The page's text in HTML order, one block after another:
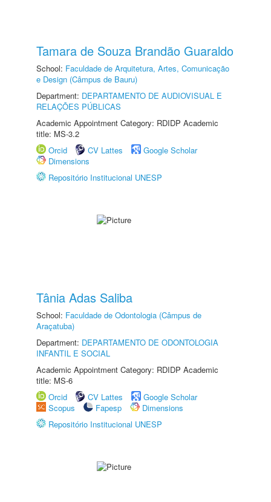
Tamara de Souza Brandão Guaraldo
School: Faculdade de Arquitetura, Artes, Comunicação
e Design (Câmpus de Bauru)
Department: DEPARTAMENTO DE AUDIOVISUAL E
RELAÇÕES PÚBLICAS
Academic Appointment Category: RDIDP Academic
title: MS-3.2
Orcid
CV Lattes
Google Scholar
Dimensions
Repositório Institucional UNESP
Tânia Adas Saliba
School: Faculdade de Odontologia (Câmpus de
Araçatuba)
Department: DEPARTAMENTO DE ODONTOLOGIA
INFANTIL E SOCIAL
Academic Appointment Category: RDIDP Academic
title: MS-6
Orcid
CV Lattes
Google Scholar
Scopus
Fapesp
Dimensions
Repositório Institucional UNESP